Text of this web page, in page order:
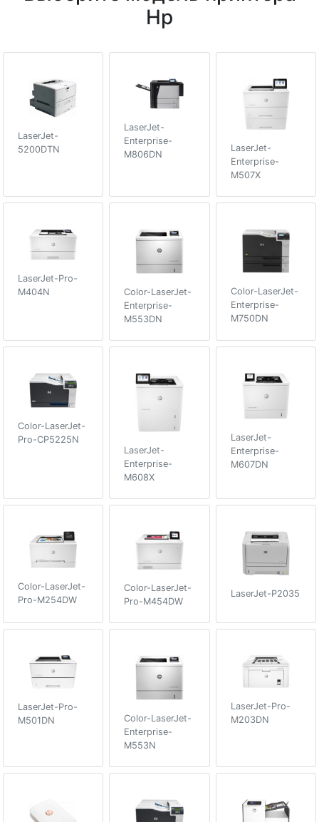
Hp
LaserJet-
5200DTN
LaserJet-
Enterprise-
M806DN
LaserJet-
Enterprise-
M507X
LaserJet-Pro-
M404N
Color-LaserJet-
Enterprise-
M553DN
Color-LaserJet-
Enterprise-
M750DN
Color-LaserJet-
Pro-CP5225N
LaserJet-
Enterprise-
M608X
LaserJet-
Enterprise-
M607DN
Color-LaserJet-
Pro-M254DW
Color-LaserJet-
Pro-M454DW
LaserJet-P2035
LaserJet-Pro-
M501DN
Color-LaserJet-
Enterprise-
M553N
LaserJet-Pro-
M203DN